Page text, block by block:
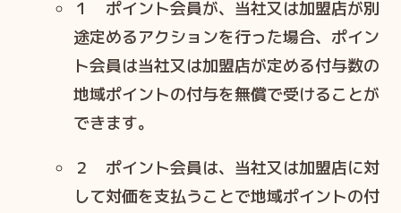
１ ポイント会員が、当社⼜は加盟店が別
途定めるアクションを⾏った場合、ポイン
ト会員は当社⼜は加盟店が定める付与数の
地域ポイントの付与を無償で受けることが
できます。
２ ポイント会員は、当社⼜は加盟店に対
して対価を⽀払うことで地域ポイントの付